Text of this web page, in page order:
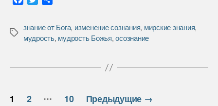
e
b
t
t
р
а
Метки
знание от Бога, изменение сознания, мирские знания,
мудрость, мудрость Божья,осознание
Пагинация
1 2 … 10 Предыдущие →